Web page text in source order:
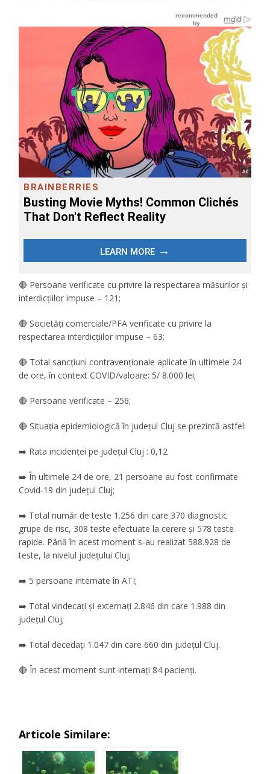
🔴 Persoane verificate cu privire la respectarea măsurilor și
interdicțiilor impuse – 121;
🔴 Societăți comerciale/PFA verificate cu privire la
respectarea interdicțiilor impuse – 63;
🔴 Total sancțiuni contravenționale aplicate în ultimele 24
de ore, în context COVID/valoare: 5/ 8.000 lei;
🔴 Persoane verificate – 256;
🔴 Situația epidemiologică în județul Cluj se prezintă astfel:
➡️ Rata incidenței pe județul Cluj : 0,12
➡️ În ultimele 24 de ore, 21 persoane au fost confirmate
Covid-19 din județul Cluj;
➡️ Total număr de teste 1.256 din care 370 diagnostic
grupe de risc, 308 teste efectuate la cerere și 578 teste
rapide. Până în acest moment s-au realizat 588.928 de
teste, la nivelul județului Cluj;
➡️ 5 persoane internate în ATI;
➡️ Total vindecați și externați 2.846 din care 1.988 din
județul Cluj;
➡️ Total decedați 1.047 din care 660 din județul Cluj.
🔴 În acest moment sunt internați 84 pacienți.
Articole Similare: